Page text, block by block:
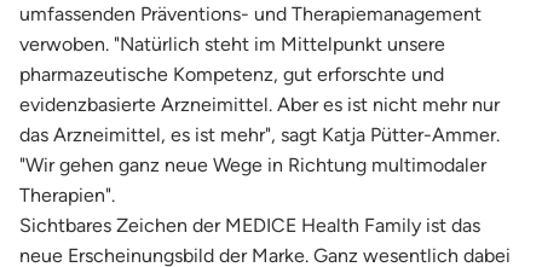
umfassenden Präventions- und Therapiemanagement
verwoben. "Natürlich steht im Mittelpunkt unsere
pharmazeutische Kompetenz, gut erforschte und
evidenzbasierte Arzneimittel. Aber es ist nicht mehr nur
das Arzneimittel, es ist mehr", sagt Katja Pütter-Ammer.
"Wir gehen ganz neue Wege in Richtung multimodaler
Therapien".
Sichtbares Zeichen der MEDICE Health Family ist das
neue Erscheinungsbild der Marke. Ganz wesentlich dabei